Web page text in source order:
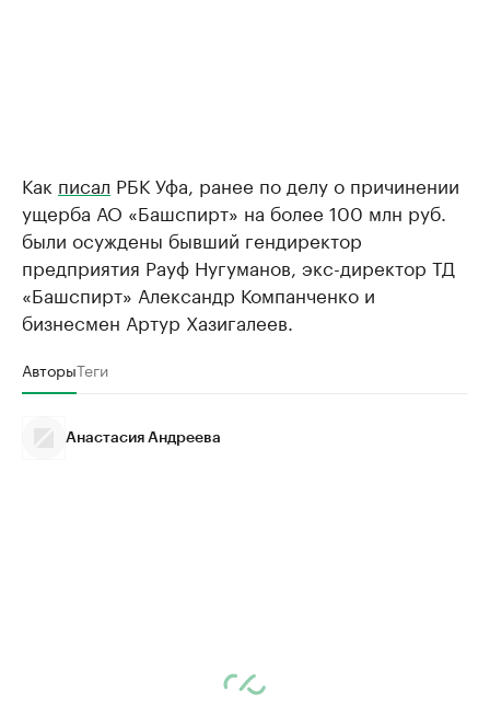
Как писал РБК Уфа, ранее по делу о причинении
ущерба АО «Башспирт» на более 100 млн руб.
были осуждены бывший гендиректор
предприятия Рауф Нугуманов, экс-директор ТД
«Башспирт» Александр Компанченко и
бизнесмен Артур Хазигалеев.
АвторыТеги
Анастасия Андреева